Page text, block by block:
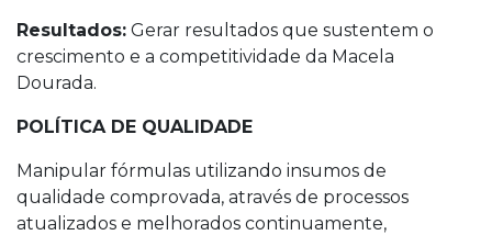
Resultados: Gerar resultados que sustentem o
crescimento e a competitividade da Macela
Dourada.
POLÍTICA DE QUALIDADE
Manipular fórmulas utilizando insumos de
qualidade comprovada, através de processos
atualizados e melhorados continuamente,